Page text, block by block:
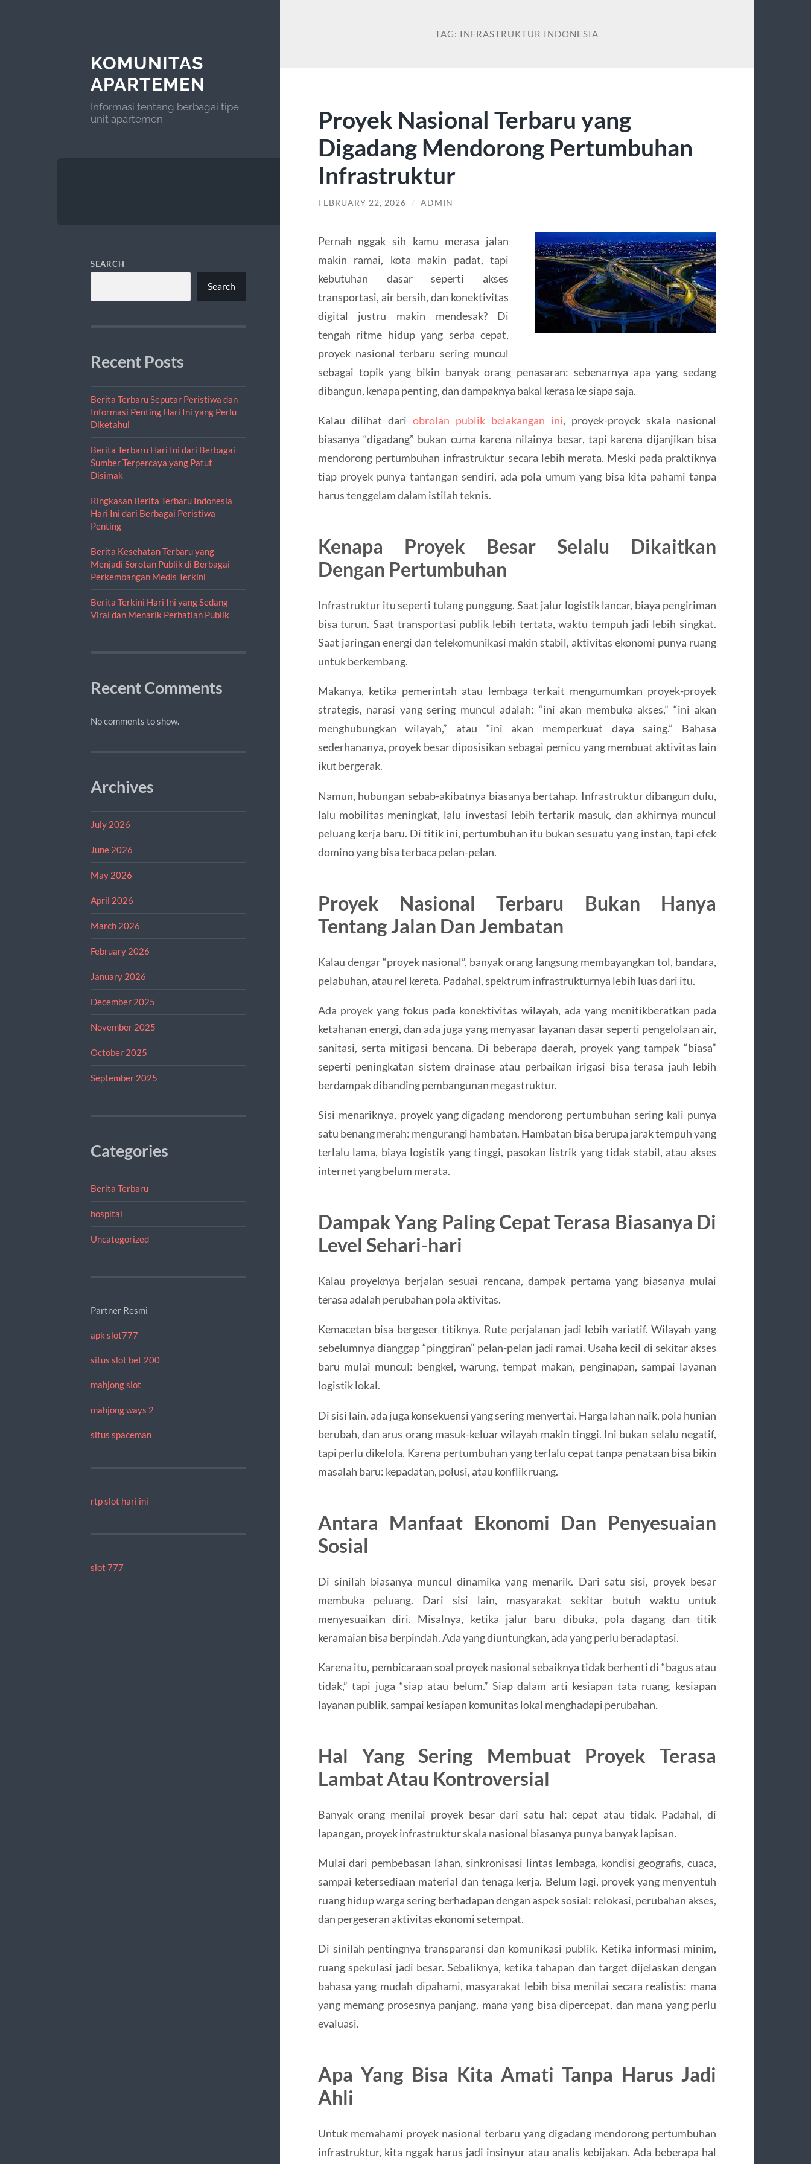
KOMUNITAS
APARTEMEN
Informasi tentang berbagai tipe
unit apartemen
SEARCH
Search
Recent Posts
Berita Terbaru Seputar Peristiwa dan
Informasi Penting Hari Ini yang Perlu
Diketahui
Berita Terbaru Hari Ini dari Berbagai
Sumber Terpercaya yang Patut
Disimak
Ringkasan Berita Terbaru Indonesia
Hari Ini dari Berbagai Peristiwa
Penting
Berita Kesehatan Terbaru yang
Menjadi Sorotan Publik di Berbagai
Perkembangan Medis Terkini
Berita Terkini Hari Ini yang Sedang
Viral dan Menarik Perhatian Publik
Recent Comments
No comments to show.
Archives
July 2026
June 2026
May 2026
April 2026
March 2026
February 2026
January 2026
December 2025
November 2025
October 2025
September 2025
Categories
Berita Terbaru
hospital
Uncategorized
Partner Resmi
apk slot777
situs slot bet 200
mahjong slot
mahjong ways 2
situs spaceman
rtp slot hari ini
slot 777
TAG: INFRASTRUKTUR INDONESIA
Proyek Nasional Terbaru yang
Digadang Mendorong Pertumbuhan
Infrastruktur
FEBRUARY 22, 2026 / ADMIN
Pernah nggak sih kamu merasa jalan
makin ramai, kota makin padat, tapi
kebutuhan dasar seperti akses
transportasi, air bersih, dan konektivitas
digital justru makin mendesak? Di
tengah ritme hidup yang serba cepat,
proyek nasional terbaru sering muncul
sebagai topik yang bikin banyak orang penasaran: sebenarnya apa yang sedang
dibangun, kenapa penting, dan dampaknya bakal kerasa ke siapa saja.
Kalau dilihat dari obrolan publik belakangan ini, proyek-proyek skala nasional
biasanya “digadang” bukan cuma karena nilainya besar, tapi karena dijanjikan bisa
mendorong pertumbuhan infrastruktur secara lebih merata. Meski pada praktiknya
tiap proyek punya tantangan sendiri, ada pola umum yang bisa kita pahami tanpa
harus tenggelam dalam istilah teknis.
Kenapa Proyek Besar Selalu Dikaitkan
Dengan Pertumbuhan
Infrastruktur itu seperti tulang punggung. Saat jalur logistik lancar, biaya pengiriman
bisa turun. Saat transportasi publik lebih tertata, waktu tempuh jadi lebih singkat.
Saat jaringan energi dan telekomunikasi makin stabil, aktivitas ekonomi punya ruang
untuk berkembang.
Makanya, ketika pemerintah atau lembaga terkait mengumumkan proyek-proyek
strategis, narasi yang sering muncul adalah: “ini akan membuka akses,” “ini akan
menghubungkan wilayah,” atau “ini akan memperkuat daya saing.” Bahasa
sederhananya, proyek besar diposisikan sebagai pemicu yang membuat aktivitas lain
ikut bergerak.
Namun, hubungan sebab-akibatnya biasanya bertahap. Infrastruktur dibangun dulu,
lalu mobilitas meningkat, lalu investasi lebih tertarik masuk, dan akhirnya muncul
peluang kerja baru. Di titik ini, pertumbuhan itu bukan sesuatu yang instan, tapi efek
domino yang bisa terbaca pelan-pelan.
Proyek Nasional Terbaru Bukan Hanya
Tentang Jalan Dan Jembatan
Kalau dengar “proyek nasional”, banyak orang langsung membayangkan tol, bandara,
pelabuhan, atau rel kereta. Padahal, spektrum infrastrukturnya lebih luas dari itu.
Ada proyek yang fokus pada konektivitas wilayah, ada yang menitikberatkan pada
ketahanan energi, dan ada juga yang menyasar layanan dasar seperti pengelolaan air,
sanitasi, serta mitigasi bencana. Di beberapa daerah, proyek yang tampak “biasa”
seperti peningkatan sistem drainase atau perbaikan irigasi bisa terasa jauh lebih
berdampak dibanding pembangunan megastruktur.
Sisi menariknya, proyek yang digadang mendorong pertumbuhan sering kali punya
satu benang merah: mengurangi hambatan. Hambatan bisa berupa jarak tempuh yang
terlalu lama, biaya logistik yang tinggi, pasokan listrik yang tidak stabil, atau akses
internet yang belum merata.
Dampak Yang Paling Cepat Terasa Biasanya Di
Level Sehari-hari
Kalau proyeknya berjalan sesuai rencana, dampak pertama yang biasanya mulai
terasa adalah perubahan pola aktivitas.
Kemacetan bisa bergeser titiknya. Rute perjalanan jadi lebih variatif. Wilayah yang
sebelumnya dianggap “pinggiran” pelan-pelan jadi ramai. Usaha kecil di sekitar akses
baru mulai muncul: bengkel, warung, tempat makan, penginapan, sampai layanan
logistik lokal.
Di sisi lain, ada juga konsekuensi yang sering menyertai. Harga lahan naik, pola hunian
berubah, dan arus orang masuk-keluar wilayah makin tinggi. Ini bukan selalu negatif,
tapi perlu dikelola. Karena pertumbuhan yang terlalu cepat tanpa penataan bisa bikin
masalah baru: kepadatan, polusi, atau konflik ruang.
Antara Manfaat Ekonomi Dan Penyesuaian
Sosial
Di sinilah biasanya muncul dinamika yang menarik. Dari satu sisi, proyek besar
membuka peluang. Dari sisi lain, masyarakat sekitar butuh waktu untuk
menyesuaikan diri. Misalnya, ketika jalur baru dibuka, pola dagang dan titik
keramaian bisa berpindah. Ada yang diuntungkan, ada yang perlu beradaptasi.
Karena itu, pembicaraan soal proyek nasional sebaiknya tidak berhenti di “bagus atau
tidak,” tapi juga “siap atau belum.” Siap dalam arti kesiapan tata ruang, kesiapan
layanan publik, sampai kesiapan komunitas lokal menghadapi perubahan.
Hal Yang Sering Membuat Proyek Terasa
Lambat Atau Kontroversial
Banyak orang menilai proyek besar dari satu hal: cepat atau tidak. Padahal, di
lapangan, proyek infrastruktur skala nasional biasanya punya banyak lapisan.
Mulai dari pembebasan lahan, sinkronisasi lintas lembaga, kondisi geografis, cuaca,
sampai ketersediaan material dan tenaga kerja. Belum lagi, proyek yang menyentuh
ruang hidup warga sering berhadapan dengan aspek sosial: relokasi, perubahan akses,
dan pergeseran aktivitas ekonomi setempat.
Di sinilah pentingnya transparansi dan komunikasi publik. Ketika informasi minim,
ruang spekulasi jadi besar. Sebaliknya, ketika tahapan dan target dijelaskan dengan
bahasa yang mudah dipahami, masyarakat lebih bisa menilai secara realistis: mana
yang memang prosesnya panjang, mana yang bisa dipercepat, dan mana yang perlu
evaluasi.
Apa Yang Bisa Kita Amati Tanpa Harus Jadi
Ahli
Untuk memahami proyek nasional terbaru yang digadang mendorong pertumbuhan
infrastruktur, kita nggak harus jadi insinyur atau analis kebijakan. Ada beberapa hal